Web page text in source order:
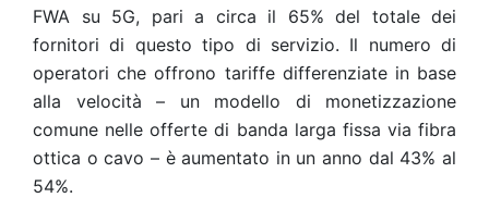
FWA su 5G, pari a circa il 65% del totale dei
fornitori di questo tipo di servizio. Il numero di
operatori che offrono tariffe differenziate in base
alla velocità – un modello di monetizzazione
comune nelle offerte di banda larga fissa via fibra
ottica o cavo – è aumentato in un anno dal 43% al
54%.